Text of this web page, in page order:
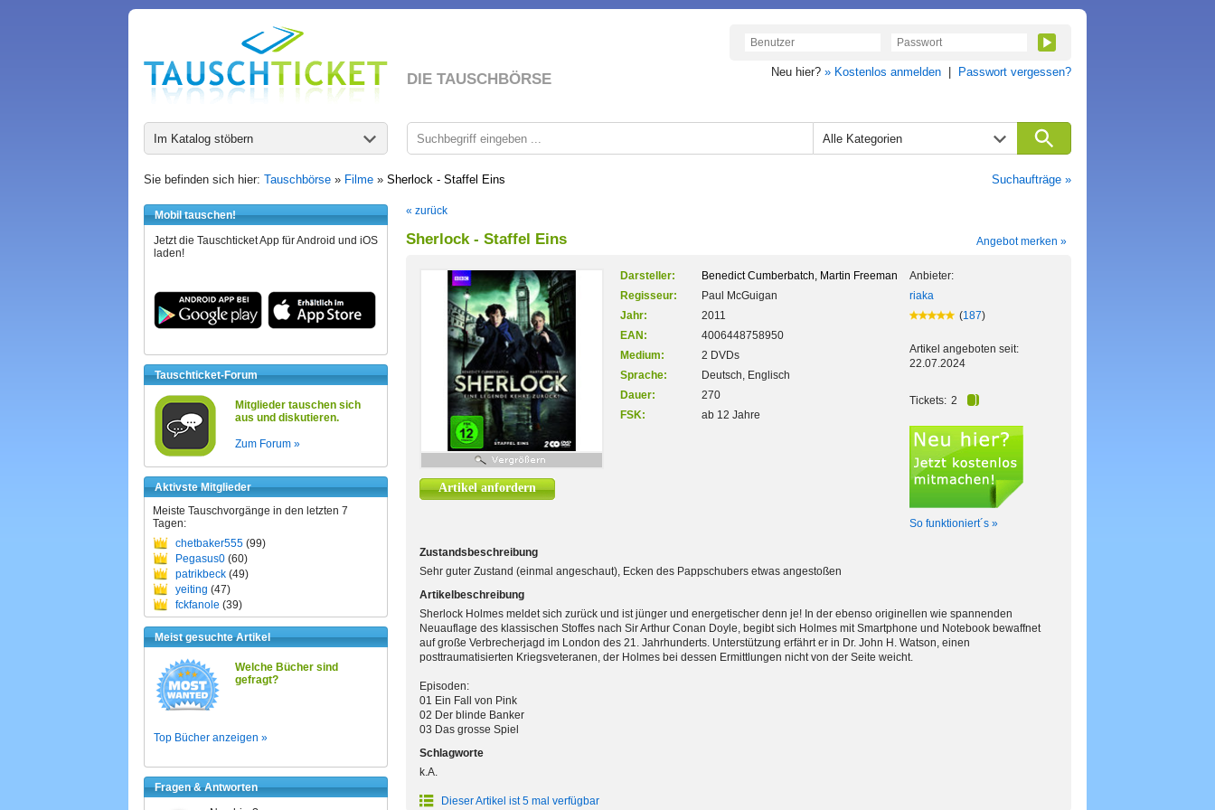
DIE TAUSCHBÖRSE Neu hier? » Kostenlos anmelden Passwort vergessen?
Im Katalog stöbern Alle Kategorien
Sie befinden sich hier: Tauschbörse » Filme » Sherlock - Staffel Eins Suchaufträge »
Mobil tauschen!
Jetzt die Tauschticket App für Android und iOS
laden!
Tauschticket-Forum
Mitglieder tauschen sich
aus und diskutieren.
Zum Forum »
Aktivste Mitglieder
Meiste Tauschvorgänge in den letzten 7
Tagen:
chetbaker555 (99)
Pegasus0 (60)
patrikbeck (49)
yeiting (47)
fckfanole (39)
Meist gesuchte Artikel
Welche Bücher sind
gefragt?
Top Bücher anzeigen »
Fragen & Antworten
« zurück
Sherlock - Staffel Eins Angebot merken »
Artikel anfordern
Darsteller:
Benedict Cumberbatch, Martin Freeman
Regisseur:
Paul McGuigan
Jahr:
2011
EAN:
4006448758950
Medium:
2 DVDs
Sprache:
Deutsch, Englisch
Dauer:
270
FSK:
ab 12 Jahre
Anbieter:
riaka
(187)
Artikel angeboten seit:
22.07.2024
Tickets: 2
So funktioniert´s »
Zustandsbeschreibung
Sehr guter Zustand (einmal angeschaut), Ecken des Pappschubers etwas angestoßen
Artikelbeschreibung
Sherlock Holmes meldet sich zurück und ist jünger und energetischer denn je! In der ebenso originellen wie spannenden
Neuauflage des klassischen Stoffes nach Sir Arthur Conan Doyle, begibt sich Holmes mit Smartphone und Notebook bewaffnet
auf große Verbrecherjagd im London des 21. Jahrhunderts. Unterstützung erfährt er in Dr. John H. Watson, einen
posttraumatisierten Kriegsveteranen, der Holmes bei dessen Ermittlungen nicht von der Seite weicht.
Episoden:
01 Ein Fall von Pink
02 Der blinde Banker
03 Das grosse Spiel
Schlagworte
k.A.
Dieser Artikel ist 5 mal verfügbar